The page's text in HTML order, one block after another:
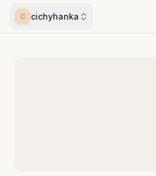
C cichyhanka